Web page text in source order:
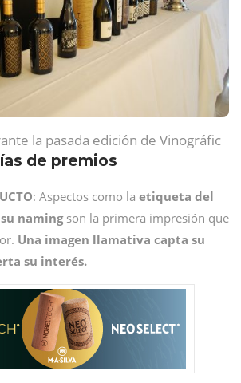
la pasada edición de Vinográfic
de premios
: Aspectos como la etiqueta del
naming son la primera impresión que
Una imagen llamativa capta su
su interés.